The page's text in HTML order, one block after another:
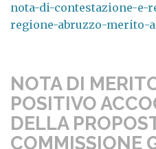
nota-di-contestazione-e-
regione-abruzzo-merito-
NOTA DI
POSITIVO
DELLA
COMMISSIONE